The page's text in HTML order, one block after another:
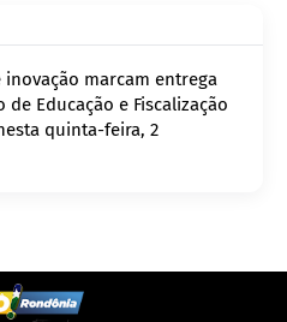
inovação marcam entrega
de Educação e Fiscalização
quinta-feira, 2